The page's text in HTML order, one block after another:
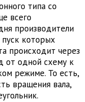
типа со
всего
производители
которых
происходит через
от одной схему к
режиме. То есть,
вращения вала,